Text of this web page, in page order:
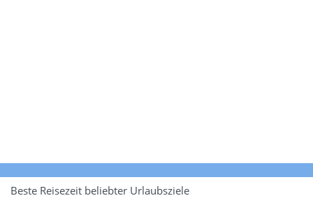
Beste Reisezeit beliebter Urlaubsziele